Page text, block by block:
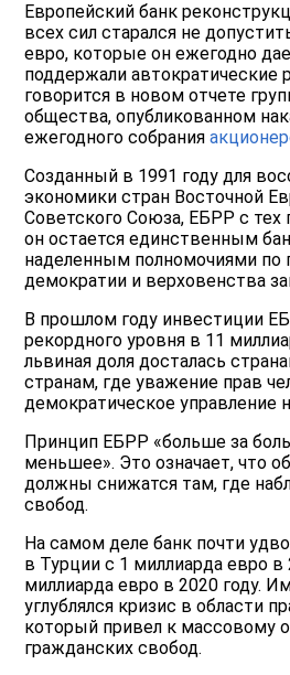
Европейский банк
всех сил старался не
евро, которые он ежегодно
поддержали
говорится в новом отчете
общества, опубликованном
ежегодного собрания
Созданный в 1991 году для
экономики стран Восточной
Советского Союза, ЕБРР с тех
он остается единственным
наделенным полномочиями
демократии и верховенства
В прошлом году инвестиции
рекордного уровня в 11
львиная доля досталась
странам, где уважение прав
демократическое управление
Принцип ЕБРР «больше за
меньшее». Это означает, что
должны снижатся там, где
свобод.
На самом деле банк почти
в Турции с 1 миллиарда евро в
миллиарда евро в 2020 году.
углублялся кризис в области
который привел к массовому
гражданских свобод.